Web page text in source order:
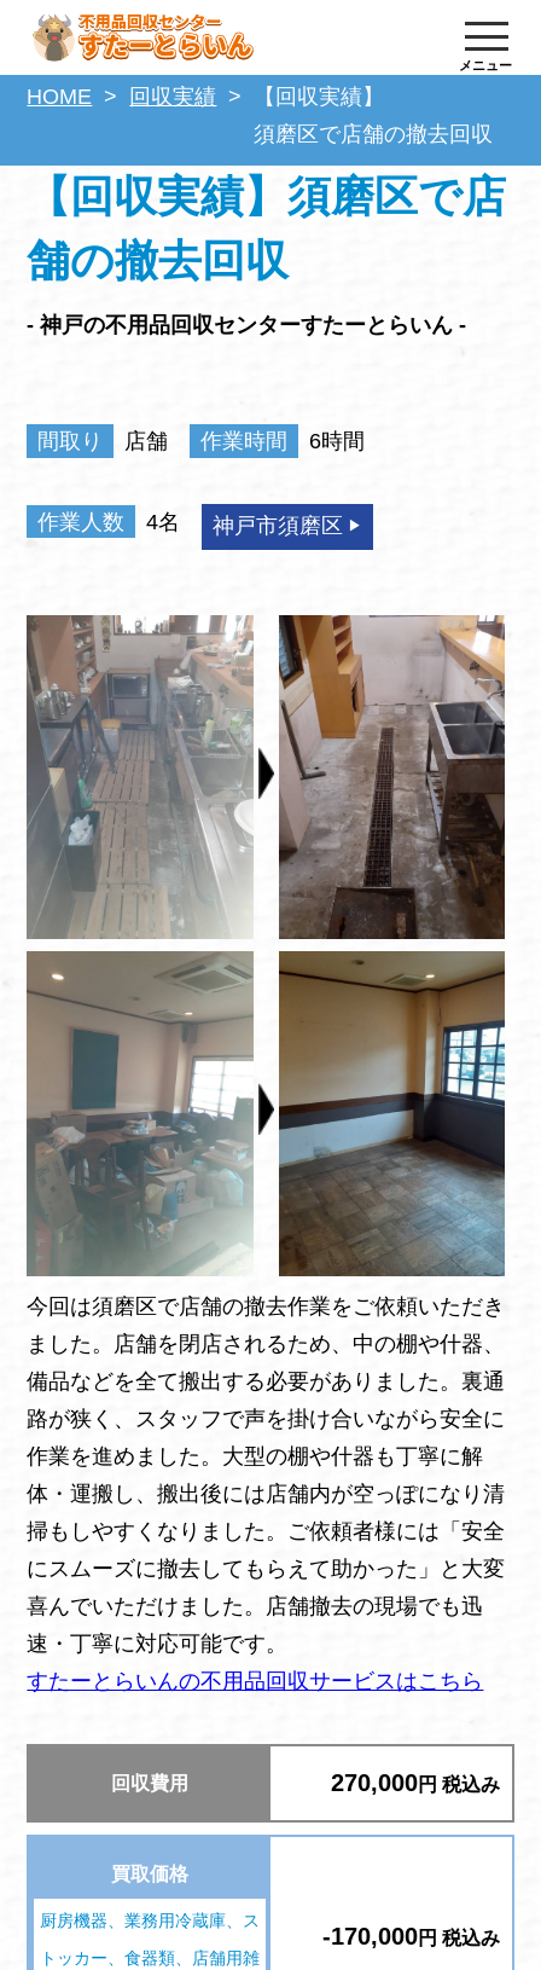
メニュー
HOME 回収実績
【回収実績】
須磨区で店舗の撤去回収
【回収実績】須磨区で店
舗の撤去回収
- 神戸の不用品回収センターすたーとらいん -
間取り 店舗 作業時間 6時間
作業人数 4名 神戸市須磨区
今回は須磨区で店舗の撤去作業をご依頼いただき
ました。店舗を閉店されるため、中の棚や什器、
備品などを全て搬出する必要がありました。裏通
路が狭く、スタッフで声を掛け合いながら安全に
作業を進めました。大型の棚や什器も丁寧に解
体・運搬し、搬出後には店舗内が空っぽになり清
掃もしやすくなりました。ご依頼者様には「安全
にスムーズに撤去してもらえて助かった」と大変
喜んでいただけました。店舗撤去の現場でも迅
速・丁寧に対応可能です。
すたーとらいんの不用品回収サービスはこちら
回収費用 270,000円 税込み
買取価格
厨房機器、業務用冷蔵庫、ス
トッカー、食器類、店舗用雑
-170,000円 税込み